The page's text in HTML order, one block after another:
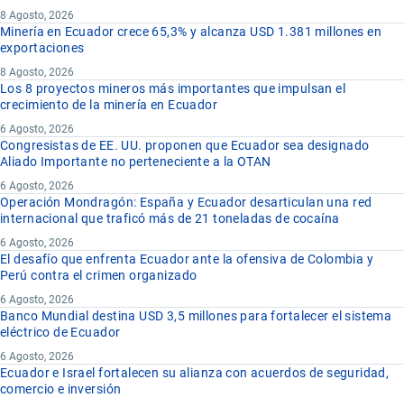
8 Agosto, 2026
Minería en Ecuador crece 65,3% y alcanza USD 1.381 millones en
exportaciones
8 Agosto, 2026
Los 8 proyectos mineros más importantes que impulsan el
crecimiento de la minería en Ecuador
6 Agosto, 2026
Congresistas de EE. UU. proponen que Ecuador sea designado
Aliado Importante no perteneciente a la OTAN
6 Agosto, 2026
Operación Mondragón: España y Ecuador desarticulan una red
internacional que traficó más de 21 toneladas de cocaína
6 Agosto, 2026
El desafío que enfrenta Ecuador ante la ofensiva de Colombia y
Perú contra el crimen organizado
6 Agosto, 2026
Banco Mundial destina USD 3,5 millones para fortalecer el sistema
eléctrico de Ecuador
6 Agosto, 2026
Ecuador e Israel fortalecen su alianza con acuerdos de seguridad,
comercio e inversión